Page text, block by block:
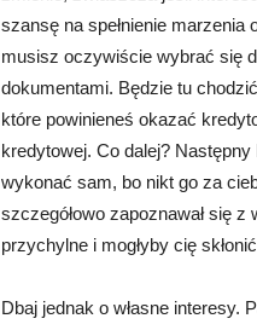
szansę na spełnienie marzenia
musisz oczywiście wybrać się
dokumentami. Będzie tu
które powinieneś okazać
kredytowej. Co dalej?
wykonać sam, bo nikt go za
szczegółowo zapoznawał się
przychylne i mogłyby cię
Dbaj jednak o własne interesy.